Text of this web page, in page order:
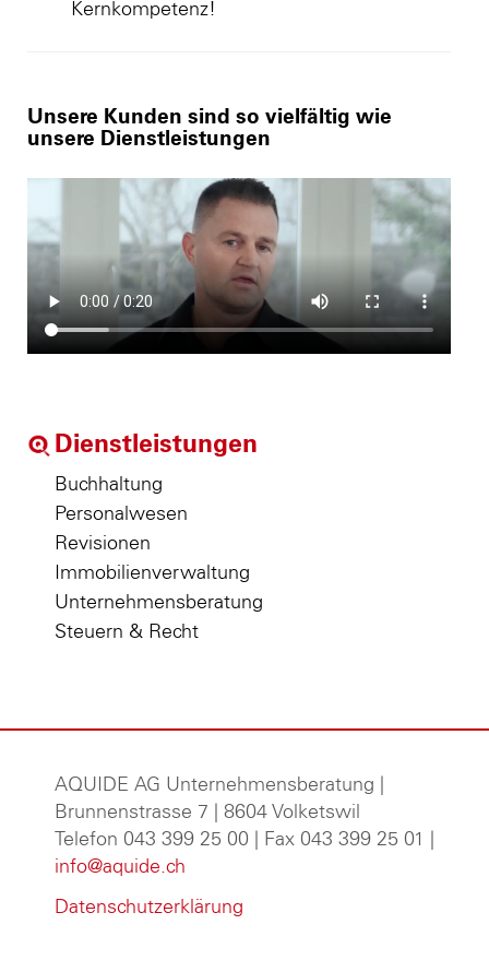
Kernkompetenz!
Unsere Kunden sind so vielfältig wie
unsere Dienstleistungen
Dienstleistungen
Buchhaltung
Personalwesen
Revisionen
Immobilienverwaltung
Unternehmensberatung
Steuern & Recht
AQUIDE AG Unternehmensberatung
Brunnenstrasse 7 | 8604 Volketswil
Telefon 043 399 25 00 | Fax 043 399 25 01 |
info@aquide.ch
Datenschutzerklärung